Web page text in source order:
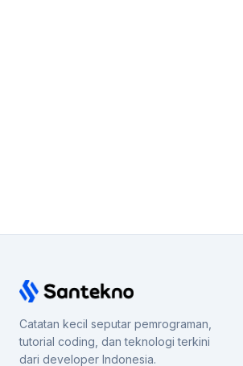
Catatan kecil seputar pemrograman,
tutorial coding, dan teknologi terkini
dari developer Indonesia.